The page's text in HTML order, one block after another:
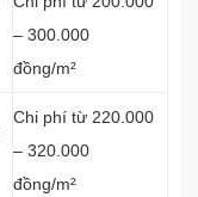
– 300.000
đồng/m²
Chi phí từ 220.000
– 320.000
đồng/m²